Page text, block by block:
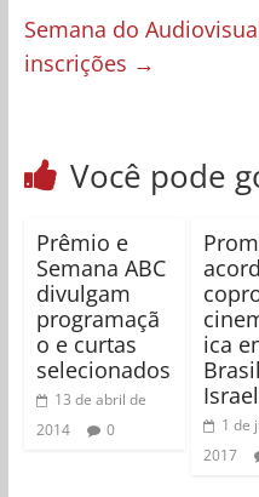
Semana do
inscrições →
Você pode
Prêmio e
Semana ABC
divulgam
programaçã
o e curtas
selecionados
13 de abril de
2014
0
ica
Israel
1 de
2017